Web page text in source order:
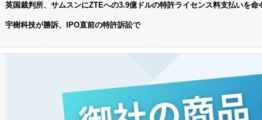
英国裁判所、サムスンにZTEへの3.9億ドルの特許ライセンス料支払いを命
宇樹科技が勝訴、IPO直前の特許訴訟で